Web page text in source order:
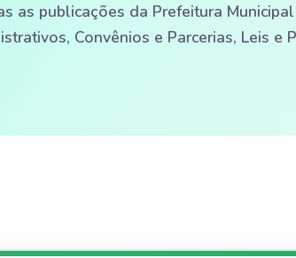
as publicações da Prefeitura
Convênios e Parcerias, Leis e